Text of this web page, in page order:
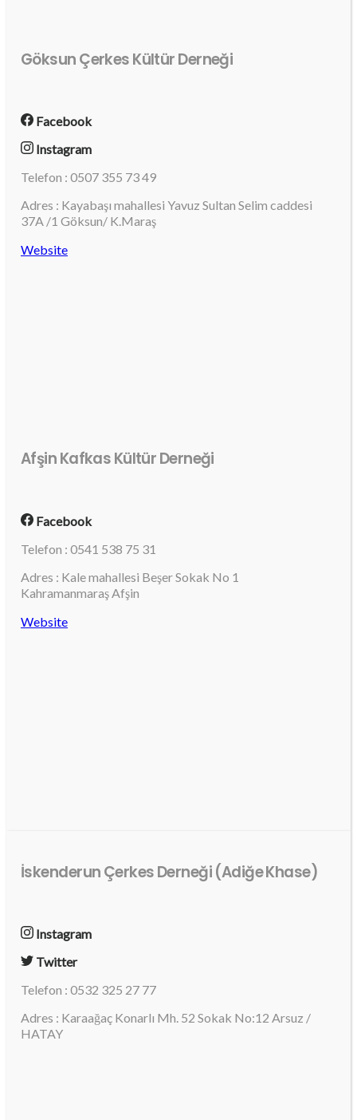
Göksun Çerkes Kültür Derneği
Facebook
Instagram
Telefon : 0507 355 73 49
Adres : Kayabaşı mahallesi Yavuz Sultan Selim caddesi
37A /1 Göksun/ K.Maraş
Website
Afşin Kafkas Kültür Derneği
Facebook
Telefon : 0541 538 75 31
Adres : Kale mahallesi Beşer Sokak No 1
Kahramanmaraş Afşin
Website
İskenderun Çerkes Derneği (Adiğe Khase)
Instagram
Twitter
Telefon : 0532 325 27 77
Adres : Karaağaç Konarlı Mh. 52 Sokak No:12 Arsuz /
HATAY